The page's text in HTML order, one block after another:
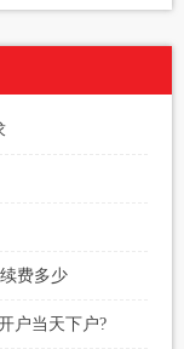
费多少
户当天下户?